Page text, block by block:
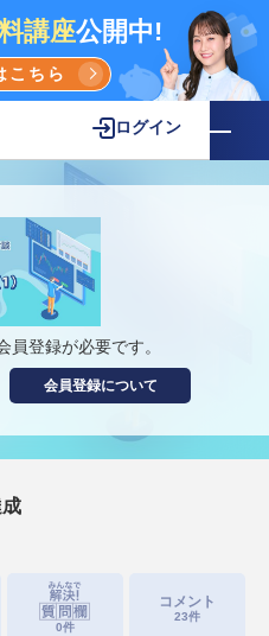
講座公開中!
こちら
ログイン
員登録が必要です。
会員登録について
0件
コメント
23件